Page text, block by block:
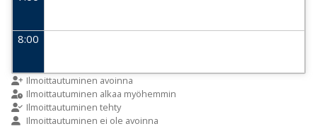
8:00
9:00
10:00
Ilmoittautuminen avoinna
Ilmoittautuminen alkaa myöhemmin
Ilmoittautuminen tehty
Ilmoittautuminen ei ole avoinna